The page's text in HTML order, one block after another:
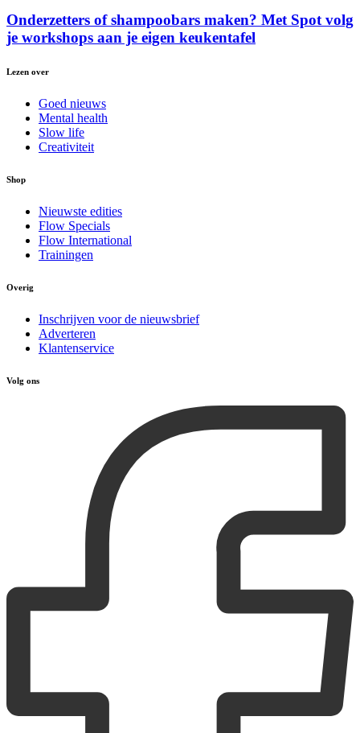
Onderzetters of shampoobars maken? Met Spot volg
je workshops aan je eigen keukentafel
Lezen over
Goed nieuws
Mental health
Slow life
Creativiteit
Shop
Nieuwste edities
Flow Specials
Flow International
Trainingen
Overig
Inschrijven voor de nieuwsbrief
Adverteren
Klantenservice
Volg ons